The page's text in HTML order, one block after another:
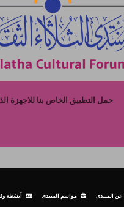
حمل التطبيق الخاص بنا للاجهزة
عن المنتدى مواسم المنتدى أنشطة